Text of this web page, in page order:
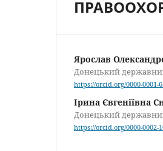
Ярослав
Донецький
https://orcid.org/0000-0001-
Ірина Євгеніївна
Донецький
https://orcid.org/0000-0002-